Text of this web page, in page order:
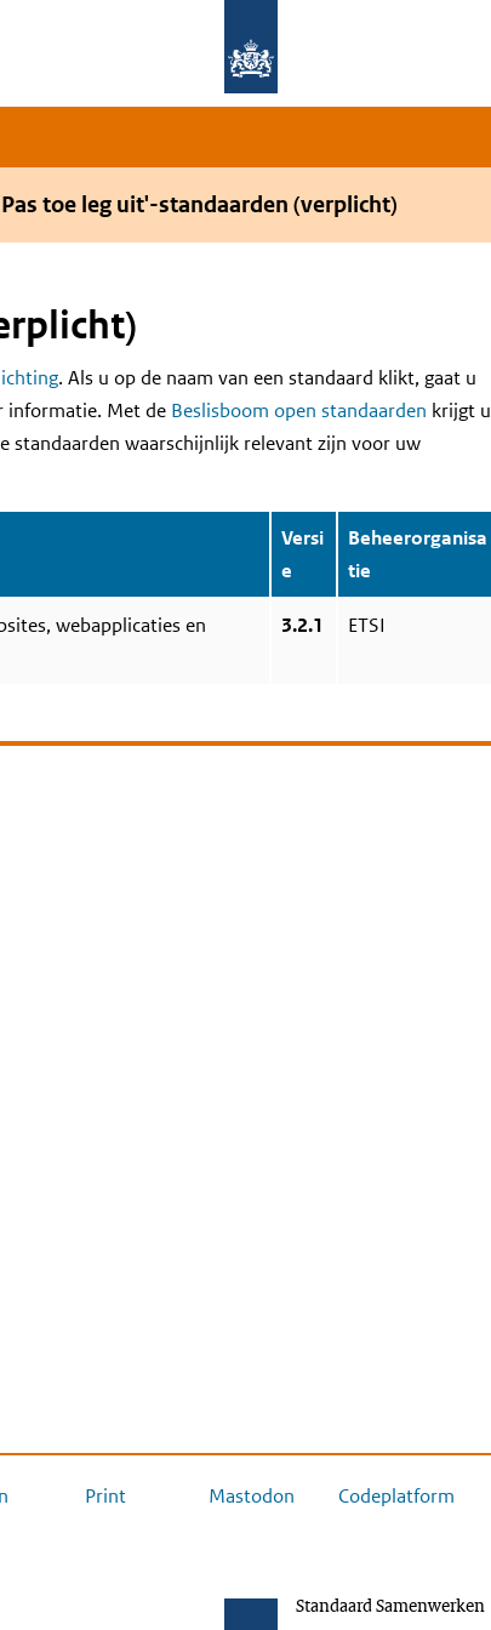
toe leg uit'-standaarden (verplicht)
. Als u op de naam van een standaard klikt, gaat u
informatie. Met de Beslisboom open standaarden krijgt u
standaarden waarschijnlijk relevant zijn voor uw
Versi
e
Beheerorganisa
tie
webapplicaties en
3.2.1 ETSI
Print Mastodon Codeplatform
Standaard Samenwerken